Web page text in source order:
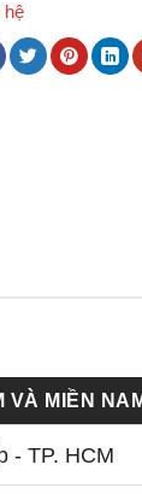
hệ
VÀ MIỀN
- TP. HCM